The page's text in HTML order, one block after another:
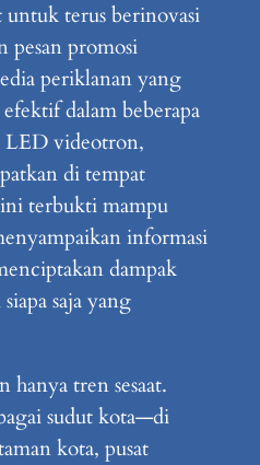
terus berinovasi
pesan promosi
periklanan yang
dalam beberapa
LED videotron,
di tempat
terbukti mampu
informasi
dampak
saja yang
tren sesaat.
sudut kota—di
kota, pusat